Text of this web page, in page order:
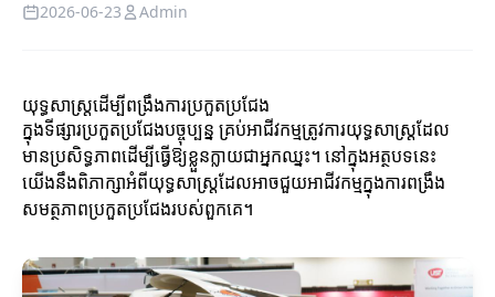
2026-06-23 Admin
យុទ្ធសាស្ត្រដើម្បីពង្រឹងការប្រកួតប្រជែង
ក្នុងទីផ្សារប្រកួតប្រជែងបច្ចុប្បន្ន គ្រប់អាជីវកម្មត្រូវការយុទ្ធសាស្ត្រដែល
មានប្រសិទ្ធភាពដើម្បីធ្វើឱ្យខ្លួនក្លាយជាអ្នកឈ្នះ។ នៅក្នុងអត្ថបទ​នេះ
យើងនឹងពិភាក្សាអំពីយុទ្ធសាស្ត្រដែលអាចជួយអាជីវកម្មក្នុងការពង្រឹង
សមត្ថភាពប្រកួតប្រជែងរបស់ពួកគេ។